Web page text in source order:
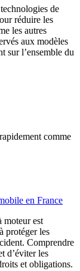
de
réduire les
les autres
aux modèles
sur l’ensemble du
comme
en France
moteur est
protéger les
Comprendre
d’éviter les
et obligations.